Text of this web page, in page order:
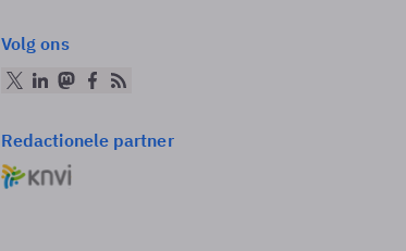
Volg ons
Redactionele partner